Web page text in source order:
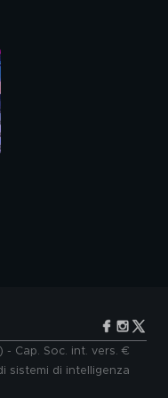
di aver
Grande
e
figlia
Famosi"
- Cap. Soc. int. vers. €
sistemi di intelligenza